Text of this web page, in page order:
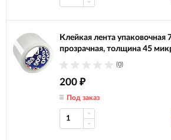
Клейкая лента упаковочная
прозрачная, толщина 45
(0)
200 ₽
Под заказ